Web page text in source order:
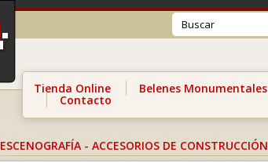
Tienda Online Belenes Monumentales
Contacto
ESCENOGRAFÍA - ACCESORIOS DE CONSTRUCCIÓN